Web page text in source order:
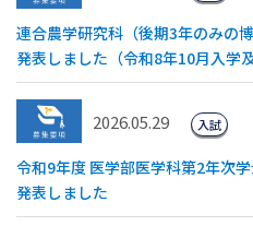
連合農学研究科（後期3年のみの
発表しました（令和8年10月入学
2026.05.29
令和9年度 医学部医学科第2年次
発表しました
入試